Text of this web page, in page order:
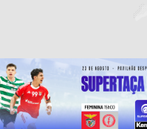
Resultados Andebol
Federação de Andebol de Portugal
Grátis - Disponivel na Play Store